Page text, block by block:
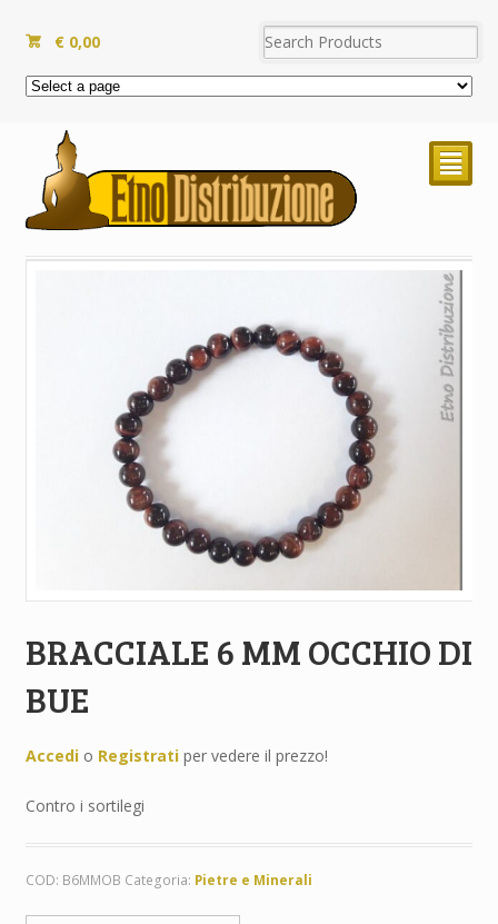
€ 0,00
²
BRACCIALE 6 MM OCCHIO DI
BUE
Accedio Registratiper vedere il prezzo!
Contro i sortilegi
COD: B6MMOB Categoria: Pietre e Minerali